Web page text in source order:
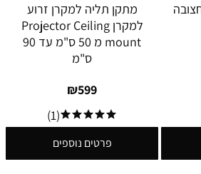
מתקן תליה למקרן זרוע
למקרן Projector Ceiling
mount מ 50 ס"מ עד 90
ס"מ
₪599
(1)
פרטים נוספים